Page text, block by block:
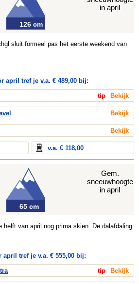
sluit formeel pas het eerste weekend van
126 cm
in april
april tref je v.a. € 489,00 bij:
tip Bekijk
Bekijk
Bekijk
v.a. € 118,00
helft van april nog prima skien. De dalafdaling
65 cm
Gem.
sneeuwhoogte
in april
tref je v.a. € 555,00 bij:
tip Bekijk